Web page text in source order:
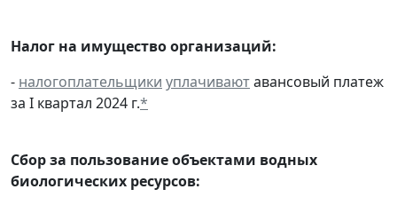
Налог на имущество организаций:
- налогоплательщики уплачиваютавансовый платеж
за I квартал 2024 г.*
Сбор за пользование объектами водных
биологических ресурсов: